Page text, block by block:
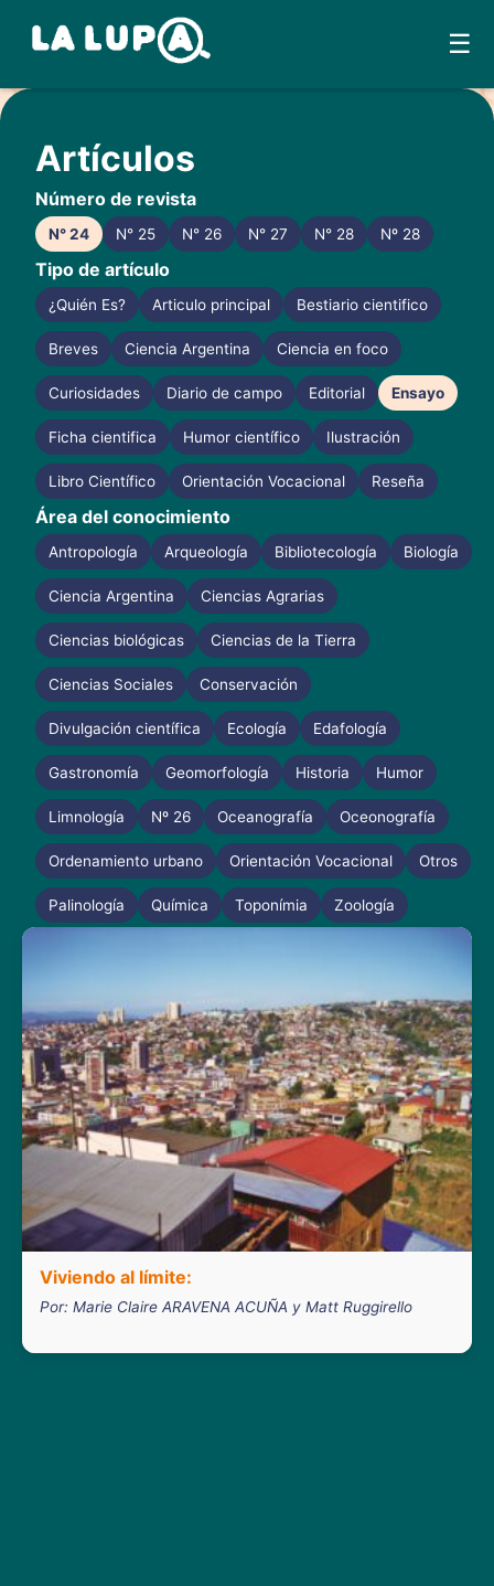
Skip
to
content
☰
Artículos
Número de revista
N° 24 N° 25 N° 26 N° 27 N° 28 Nº 28
Tipo de artículo
¿Quién Es? Articulo principal Bestiario cientifico
Breves Ciencia Argentina Ciencia en foco
Curiosidades Diario de campo Editorial Ensayo
Ficha cientifica Humor científico Ilustración
Libro Científico Orientación Vocacional Reseña
Área del conocimiento
Antropología Arqueología Bibliotecología Biología
Ciencia Argentina Ciencias Agrarias
Ciencias biológicas Ciencias de la Tierra
Ciencias Sociales Conservación
Divulgación científica Ecología Edafología
Gastronomía Geomorfología Historia Humor
Limnología Nº 26 Oceanografía Oceonografía
Ordenamiento urbano Orientación Vocacional Otros
Palinología Química Toponímia Zoología
Viviendo al límite:
Por: Marie Claire ARAVENA ACUÑA y Matt Ruggirello